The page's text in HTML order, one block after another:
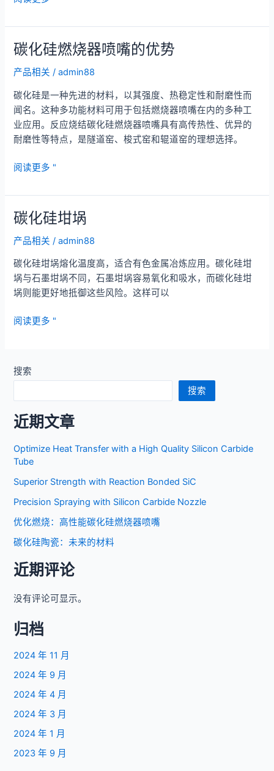
能
料
了
解，
提
高
率：
我
们
发
氧
陶
制
造
深
度
南
碳化硅燃烧器喷嘴的优势
产品相关 /admin88
碳化硅是一种先进的材料，以其强度、热稳定性和耐磨性而
闻名。这种多功能材料可用于包括燃烧器喷嘴在内的多种工
业应用。反应烧结碳化硅燃烧器喷嘴具有高传热性、优异的
耐磨性等特点，是隧道窑、梭式窑和辊道窑的理想选择。
碳
硅
燃
烧
器
嘴
的
优
势
阅读更多 "
碳化硅坩埚
产品相关 /admin88
碳化硅坩埚熔化温度高，适合有色金属冶炼应用。碳化硅坩
埚与石墨坩埚不同，石墨坩埚容易氧化和吸水，而碳化硅坩
埚则能更好地抵御这些风险。这样可以
碳
坩
埚
阅读更多 "
搜索
搜索
近期文章
Optimize Heat Transfer with a High Quality Silicon Carbide
Tube
Superior Strength with Reaction Bonded SiC
Precision Spraying with Silicon Carbide Nozzle
优化燃烧：高性能碳化硅燃烧器喷嘴
碳化硅陶瓷：未来的材料
近期评论
没有评论可显示。
归档
2024 年 11 月
2024 年 9 月
2024 年 4 月
2024 年 3 月
2024 年 1 月
2023 年 9 月